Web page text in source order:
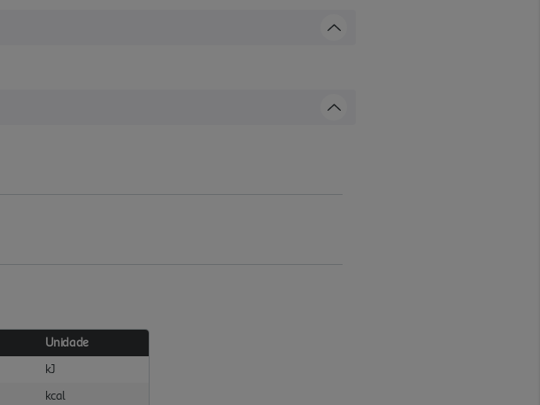
Unidade
kJ
kcal